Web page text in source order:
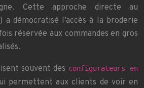
Cette approche directe au
a démocratisé l’accès à la broderie
réservée aux commandes en gros
souvent des configurateurs en
permettent aux clients de voir en